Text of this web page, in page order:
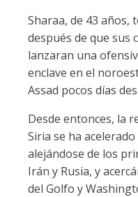
Sharaa, de 43 años,
después de que sus
lanzaran una
enclave en el
Assad pocos días
Desde entonces, la
Siria se ha
alejándose de los
Irán y Rusia, y
del Golfo y